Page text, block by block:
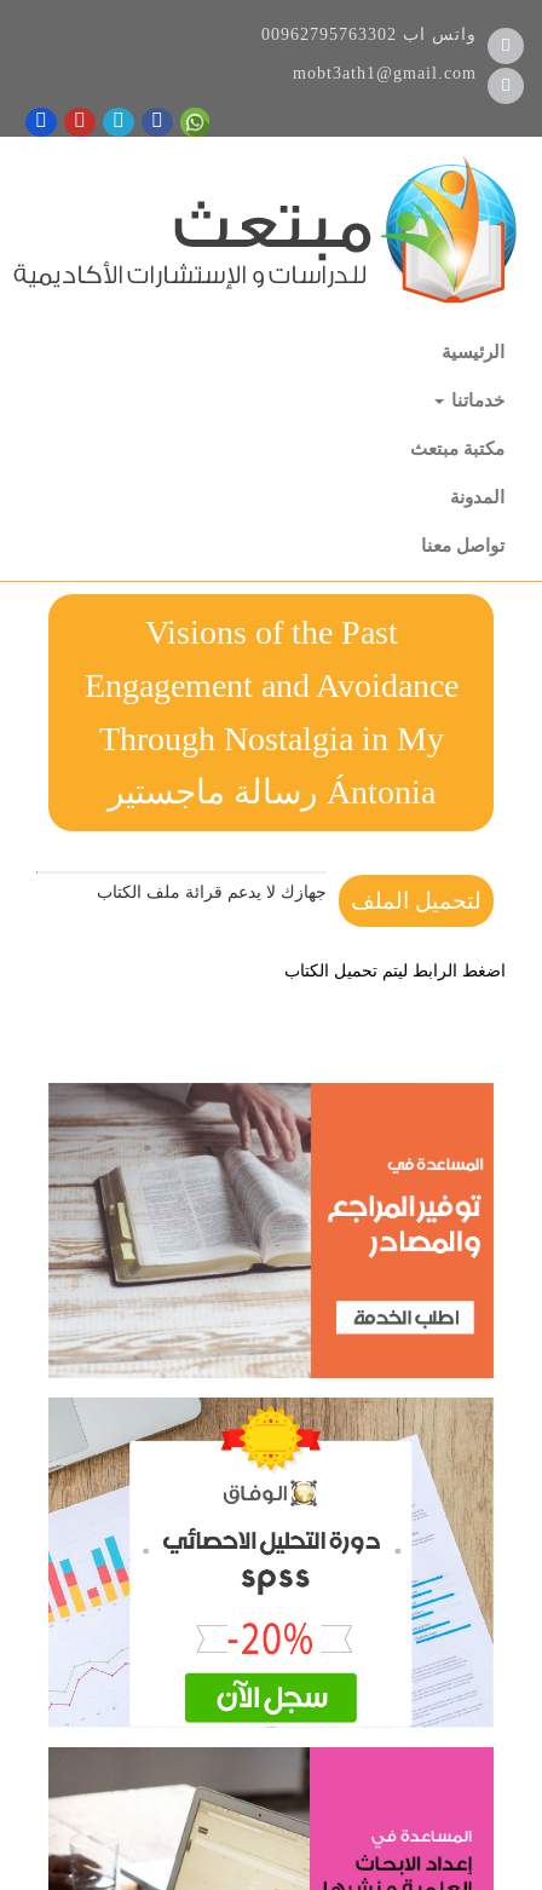
00962795763302 واتس اب
mobt3ath1@gmail.com
الرئيسية
خدماتنا
مكتبة مبتعث
المدونة
تواصل معنا
Visions of the Past
Engagement and Avoidance
Through Nostalgia in My
Ántonia رسالة ماجستير
لتحميل الملف جهازك لا يدعم قرائة ملف الكتاب
اضغط الرابط ليتم تحميل الكتاب